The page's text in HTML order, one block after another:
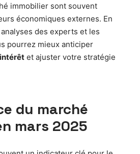
immobilier sont souvent
économiques externes. En
des experts et les
pourrez mieux anticiper
et ajuster votre stratégie
du marché
mars 2025